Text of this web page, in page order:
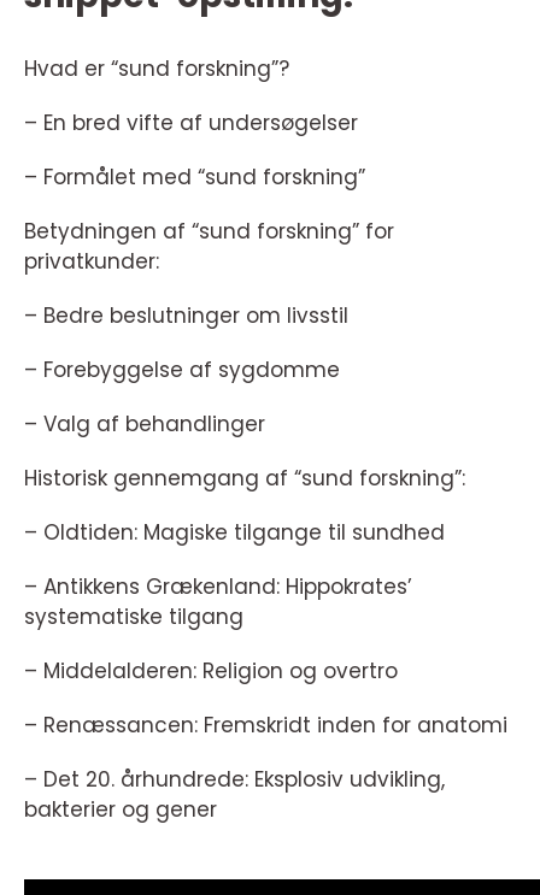
Hvad er “sund forskning”?
– En bred vifte af undersøgelser
– Formålet med “sund forskning”
Betydningen af “sund forskning” for
privatkunder:
– Bedre beslutninger om livsstil
– Forebyggelse af sygdomme
– Valg af behandlinger
Historisk gennemgang af “sund forskning”:
– Oldtiden: Magiske tilgange til sundhed
– Antikkens Grækenland: Hippokrates’
systematiske tilgang
– Middelalderen: Religion og overtro
– Renæssancen: Fremskridt inden for anatomi
– Det 20. århundrede: Eksplosiv udvikling,
bakterier og gener